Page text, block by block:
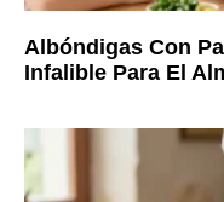
Albóndigas Con
Infalible Para El